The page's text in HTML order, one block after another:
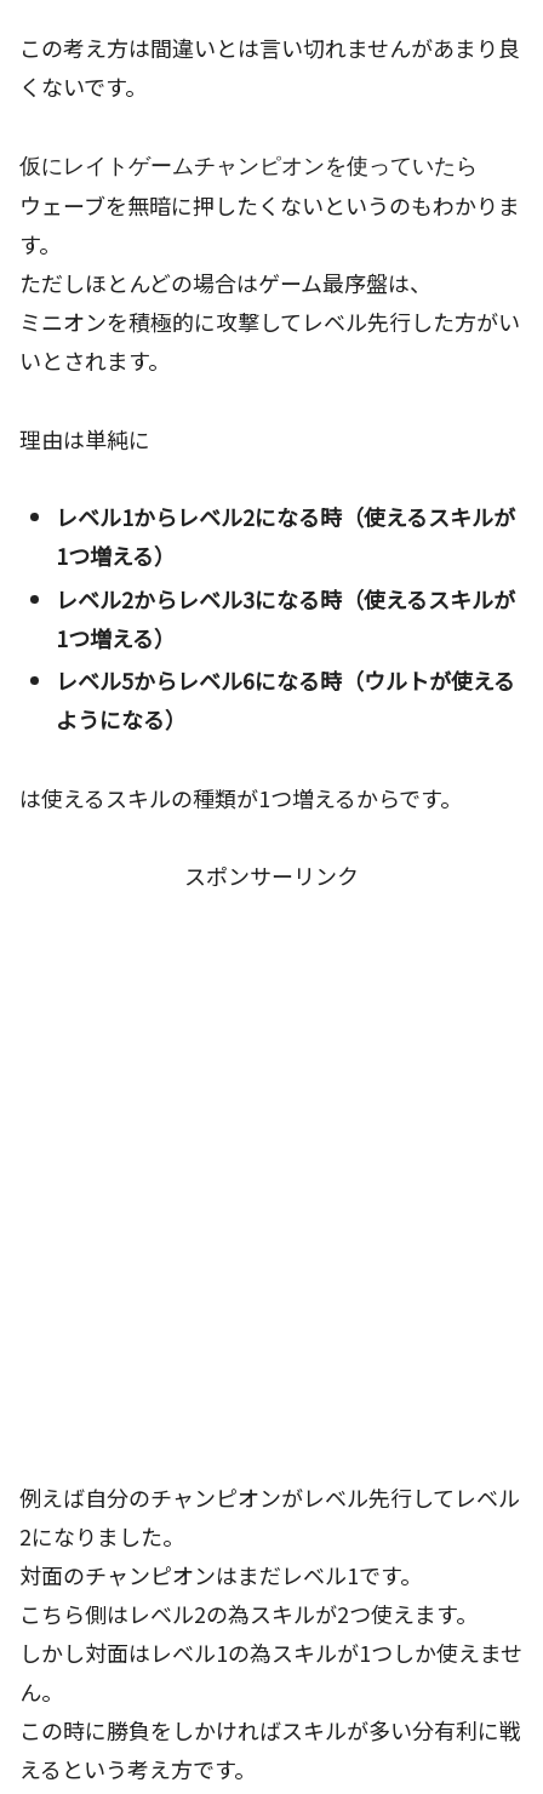
この考え方は間違いとは言い切れませんがあまり良
くないです。
仮にレイトゲームチャンピオンを使っていたら
ウェーブを無暗に押したくないというのもわかりま
す。
ただしほとんどの場合はゲーム最序盤は、
ミニオンを積極的に攻撃してレベル先行した方がい
いとされます。
理由は単純に
レベル1からレベル2になる時（使えるスキルが
1つ増える）
レベル2からレベル3になる時（使えるスキルが
1つ増える）
レベル5からレベル6になる時（ウルトが使える
ようになる）
は使えるスキルの種類が1つ増えるからです。
スポンサーリンク
例えば自分のチャンピオンがレベル先行してレベル
2になりました。
対面のチャンピオンはまだレベル1です。
こちら側はレベル2の為スキルが2つ使えます。
しかし対面はレベル1の為スキルが1つしか使えませ
ん。
この時に勝負をしかければスキルが多い分有利に戦
えるという考え方です。